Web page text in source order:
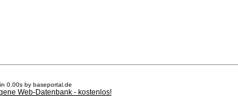
0.00s by baseportal.de
Web-Datenbank - kostenlos!